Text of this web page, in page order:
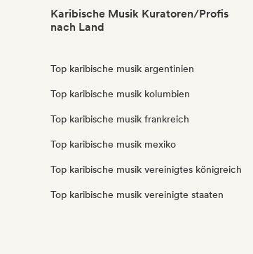
Karibische Musik Kuratoren/Profis
nach Land
Top karibische musik argentinien
Top karibische musik kolumbien
Top karibische musik frankreich
Top karibische musik mexiko
Top karibische musik vereinigtes königreich
Top karibische musik vereinigte staaten